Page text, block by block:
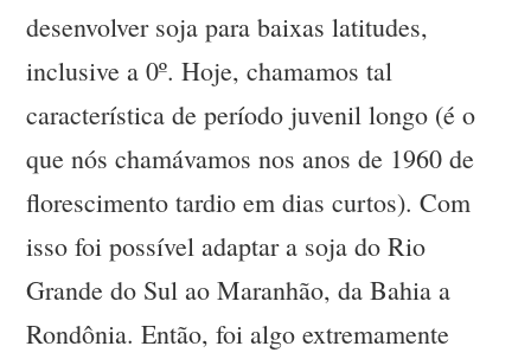
desenvolver soja para baixas latitudes,
inclusive a 0º. Hoje, chamamos tal
característica de período juvenil longo (é o
que nós chamávamos nos anos de 1960 de
florescimento tardio em dias curtos). Com
isso foi possível adaptar a soja do Rio
Grande do Sul ao Maranhão, da Bahia a
Rondônia. Então, foi algo extremamente